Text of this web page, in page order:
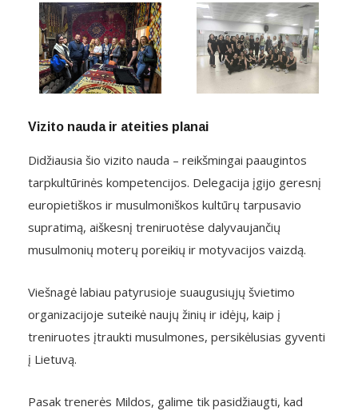
Vizito nauda ir ateities planai
Didžiausia šio vizito nauda – reikšmingai paaugintos
tarpkultūrinės kompetencijos. Delegacija įgijo geresnį
europietiškos ir musulmoniškos kultūrų tarpusavio
supratimą, aiškesnį treniruotėse dalyvaujančių
musulmonių moterų poreikių ir motyvacijos vaizdą.
Viešnagė labiau patyrusioje suaugusiųjų švietimo
organizacijoje suteikė naujų žinių ir idėjų, kaip į
treniruotes įtraukti musulmones, persikėlusias gyventi
į Lietuvą.
Pasak trenerės Mildos, galime tik pasidžiaugti, kad